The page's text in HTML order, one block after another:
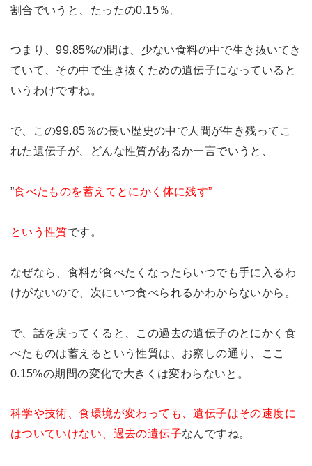
割合でいうと、たったの0.15％。
つまり、99.85%の間は、少ない食料の中で生き抜いてき
ていて、その中で生き抜くための遺伝子になっていると
いうわけですね。
で、この99.85％の長い歴史の中で人間が生き残ってこ
れた遺伝子が、どんな性質があるか一言でいうと、
”食べたものを蓄えてとにかく体に残す”
という性質です。
なぜなら、食料が食べたくなったらいつでも手に入るわ
けがないので、次にいつ食べられるかわからないから。
で、話を戻ってくると、この過去の遺伝子のとにかく食
べたものは蓄えるという性質は、お察しの通り、ここ
0.15%の期間の変化で大きくは変わらないと。
科学や技術、食環境が変わっても、遺伝子はその速度に
はついていけない、過去の遺伝子なんですね。